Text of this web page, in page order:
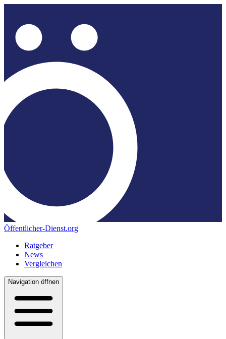
Öffentlicher-Dienst.org
Ratgeber
News
Vergleichen
Navigation öffnen